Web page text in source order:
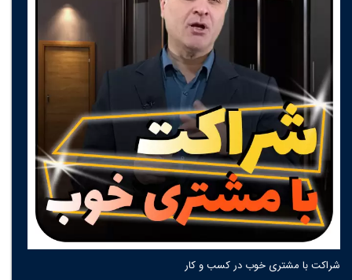
شراکت با مشتری خوب در کسب و کار